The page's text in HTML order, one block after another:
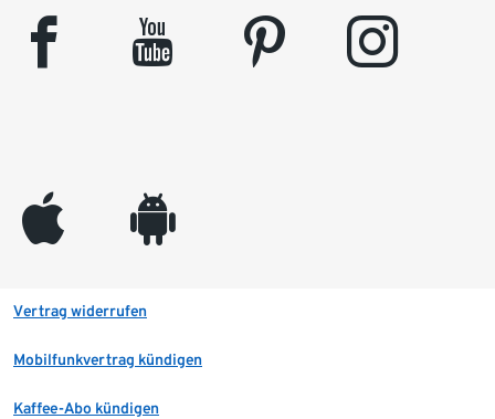
facebook youtube pinterest instagram
appleinc android
Vertrag widerrufen
Mobilfunkvertrag kündigen
Kaffee-Abo kündigen